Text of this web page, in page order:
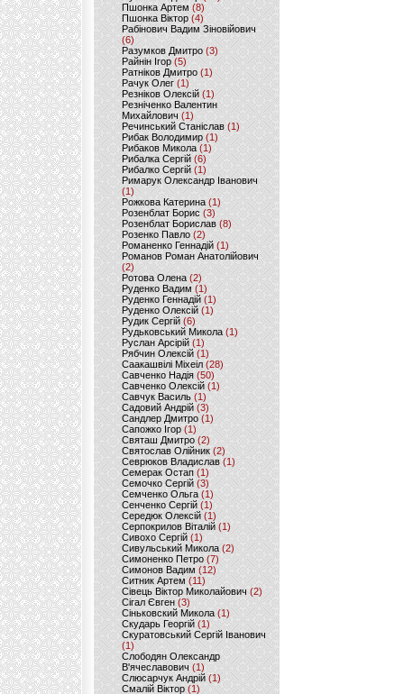
Пшонка Артем (8)
Пшонка Віктор(4)
Рабінович Вадим Зіновійович
(6)
Разумков Дмитро (3)
Райнін Ігор(5)
Ратніков Дмитро (1)
Рачук Олег (1)
Резніков Олексій(1)
Резніченко Валентин
Михайлович (1)
Речинський Станіслав (1)
Рибак Володимир(1)
Рибаков Микола(1)
Рибалка Сергій (6)
Рибалко Сергій (1)
Римарук Олександр Іванович
(1)
Рожкова Катерина(1)
Розенблат Борис (3)
Розенблат Борислав (8)
Розенко Павло (2)
Романенко Геннадій (1)
Романов Роман Анатолійович
(2)
Ротова Олена(2)
Руденко Вадим (1)
Руденко Геннадій (1)
Руденко Олексій(1)
Рудик Сергій(6)
Рудьковський Микола (1)
Руслан Арсірій(1)
Рябчин Олексій (1)
Саакашвілі Міхеіл(28)
Савченко Надія (50)
Савченко Олексій(1)
Савчук Василь (1)
Садовий Андрій (3)
Сандлер Дмитро(1)
Сапожко Ігор(1)
Святаш Дмитро (2)
Святослав Олійник (2)
Севрюков Владислав (1)
Семерак Остап (1)
Семочко Сергій (3)
Семченко Ольга (1)
Сенченко Сергій(1)
Середюк Олексій(1)
Серпокрилов Віталій(1)
Сивохо Сергій(1)
Сивульський Микола(2)
Симоненко Петро(7)
Симонов Вадим (12)
Ситник Артем(11)
Сівець Віктор Миколайович(2)
Сігал Євген (3)
Сіньковский Микола(1)
Скударь Георгій (1)
Скуратовський Сергій Іванович
(1)
Слободян Олександр
В'ячеславович(1)
Слюсарчук Андрій(1)
Смалій Віктор (1)